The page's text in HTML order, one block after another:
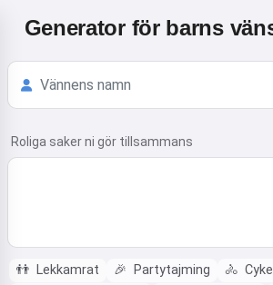
Generator för barns
Roliga saker ni gör tillsammans
👬 Lekkamrat 🎉 Partytajming 🚴